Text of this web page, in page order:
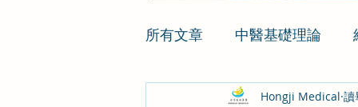
所有文章 中醫基礎理論
Hongji Medical 讀